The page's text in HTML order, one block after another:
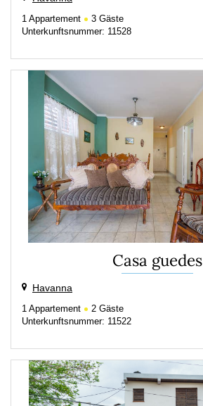
1 Appartement 3 Gäste
Unterkunftsnummer: 11528
Casa guedes
Havanna
1 Appartement 2 Gäste
Unterkunftsnummer: 11522